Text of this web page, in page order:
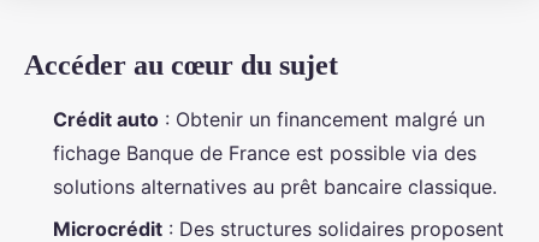
Accéder au cœur du sujet
Crédit auto : Obtenir un financement malgré un
fichage Banque de France est possible via des
solutions alternatives au prêt bancaire classique.
Microcrédit : Des structures solidaires proposent